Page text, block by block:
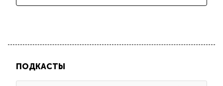
ПОДКАСТЫ